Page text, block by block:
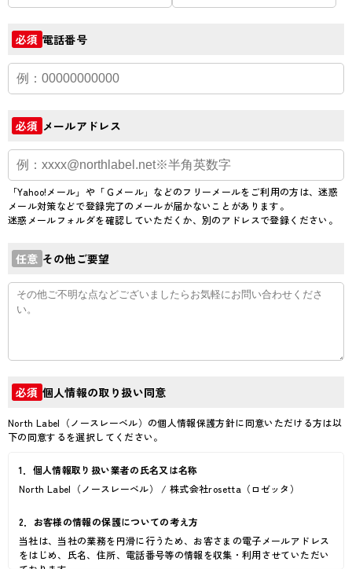
必須 電話番号
必須 メールアドレス
「Yahoo!メール」や「Ｇメール」などのフリーメールをご利用の方は、迷惑
メール対策などで登録完了のメールが届かないことがあります。
迷惑メールフォルダを確認していただくか、別のアドレスで登録ください。
任意 その他ご要望
必須 個人情報の取り扱い同意
North Label（ノースレーベル）の個人情報保護方針に同意いただける方は以
下の同意するを選択してください。
1．個人情報取り扱い業者の氏名又は名称
North Label（ノースレーベル） / 株式会社rosetta（ロゼッタ）
2．お客様の情報の保護についての考え方
当社は、当社の業務を円滑に行うため、お客さまの電子メールアドレス
をはじめ、氏名、住所、電話番号等の情報を収集・利用させていただい